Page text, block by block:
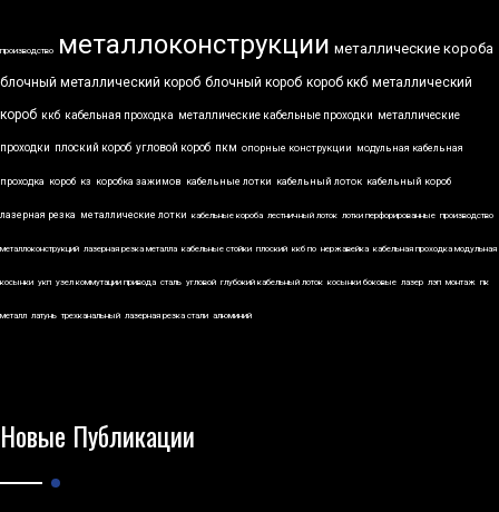
производство металлоконструкции металлические короба
блочный металлический короб блочный короб короб ккб металлический
короб ккб кабельная проходка металлические кабельные проходки металлические
проходки плоский короб угловой короб пкм опорные конструкции модульная кабельная
проходка короб кз коробка зажимов кабельные лотки кабельный лоток кабельный короб
лазерная резка металлические лотки кабельные короба лестничный лоток лотки перфорированные производство
металлоконструкций лазерная резка металла кабельные стойки плоский ккб по нержавейка кабельная проходка модульная
косынки укп узел коммутации привода сталь угловой глубокий кабельный лоток косынки боковые лазер лэп монтаж пк
металл латунь трехканальный лазерная резка стали алюминий
Новые Публикации